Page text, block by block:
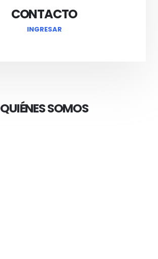
CONTACTO
INGRESAR
QUIÉNES SOMOS